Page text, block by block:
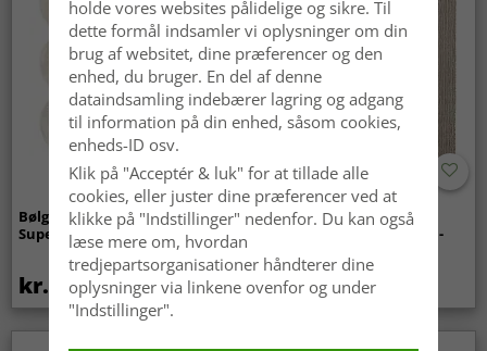
Bølget ryatæppe - Aranga
Super Soft Fur (beige)
kr.369
Tæpper til
indendørs/udendørs brug -
kr.439
holde vores websites pålidelige og sikre. Til
dette formål indsamler vi oplysninger om din
brug af websitet, dine præferencer og den
enhed, du bruger. En del af denne
dataindsamling indebærer lagring og adgang
til information på din enhed, såsom cookies,
enheds-ID osv.
Klik på "Acceptér & luk" for at tillade alle
cookies, eller juster dine præferencer ved at
klikke på "Indstillinger" nedenfor. Du kan også
læse mere om, hvordan
tredjepartsorganisationer håndterer dine
oplysninger via linkene ovenfor og under
"Indstillinger".